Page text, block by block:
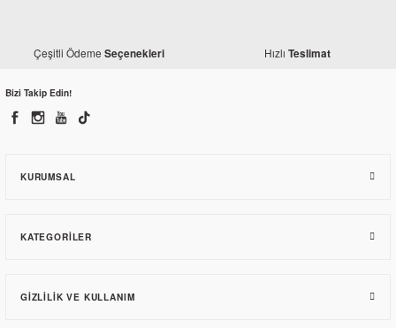
Mondial
817,49 TL
Çeşitli Ödeme Seçenekleri Hızlı Teslimat
Bizi Takip Edin!
KURUMSAL
KATEGORILER
GIZLILIK VE KULLANIM